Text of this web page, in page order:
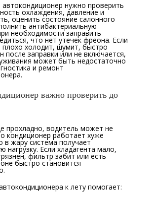
нужно проверить
охлаждения, давление и
оценить состояние салонного
антибактериальную
необходимости заправить
что нет утечек фреона. Если
плохо холодит, шумит, быстро
после заправки или не включается,
может быть недостаточно
и ремонт
важно проверить до
прохладно, водитель может не
кондиционер работает хуже
в жару система получает
нагрузку. Если хладагента мало,
фильтр забит или есть
быстро становится
к лету помогает: